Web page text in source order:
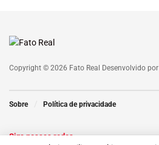
Copyright © 2026 Fato Real Desenvolvido por
Sobre Política de privacidade
Siga nossas redes